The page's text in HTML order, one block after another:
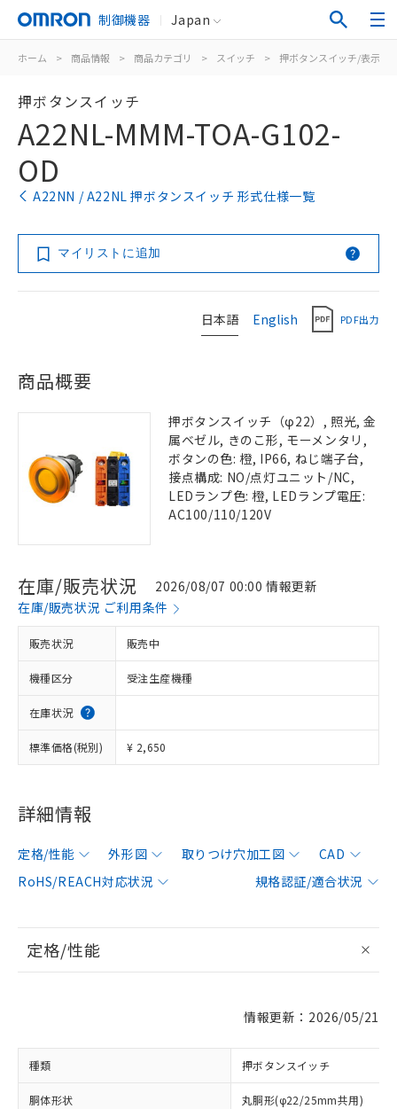
制御機器 Japan
ホーム > 商品情報 > 商品カテゴリ > スイッチ > 押ボタンスイッチ/表示灯
押ボタンスイッチ
A22NL-MMM-TOA-G102-
OD
A22NN / A22NL 押ボタンスイッチ 形式仕様一覧
マイリストに追加
日本語 English PDF出力
商品概要
押ボタンスイッチ（φ22）, 照光, 金
属ベゼル, きのこ形, モーメンタリ,
ボタンの色: 橙, IP66, ねじ端子台,
接点構成: NO/点灯ユニット/NC,
LEDランプ色: 橙, LEDランプ電圧:
AC100/110/120V
在庫/販売状況
2026/08/07 00:00 情報更新
在庫/販売状況 ご利用条件
販売状況 販売中
機種区分 受注生産機種
在庫状況
標準価格(税別) ¥ 2,650
詳細情報
定格/性能 外形図 取りつけ穴加工図
CAD
RoHS/REACH対応状況
規格認証/適合状況
定格/性能
情報更新：2026/05/21
種類 押ボタンスイッチ
胴体形状 丸胴形(φ22/25mm共用)